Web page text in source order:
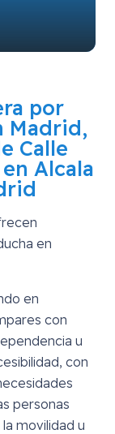
por
Madrid,
Calle
Alcala
en
en
con
u
con
personas
movilidad u